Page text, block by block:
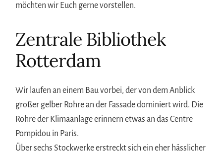
möchten wir Euch gerne vorstellen.
Zentrale Bibliothek
Rotterdam
Wir laufen an einem Bau vorbei, der von dem Anblick
großer gelber Rohre an der Fassade dominiert wird. Die
Rohre der Klimaanlage erinnern etwas an das Centre
Pompidou in Paris.
Über sechs Stockwerke erstreckt sich ein eher hässlicher